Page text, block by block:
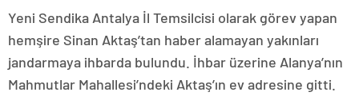
Yeni Sendika Antalya İl Temsilcisi olarak görev yapan
hemşire Sinan Aktaş’tan haber alamayan yakınları
jandarmaya ihbarda bulundu. İhbar üzerine Alanya’nın
Mahmutlar Mahallesi’ndeki Aktaş’ın ev adresine gitti.